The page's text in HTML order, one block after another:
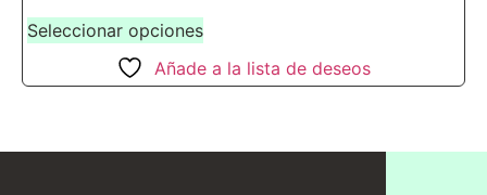
Seleccionar opciones
Añade a la lista de deseos